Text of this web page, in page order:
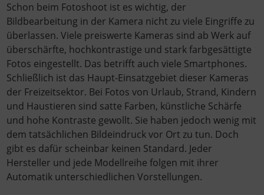
Schon beim Fotoshoot ist es wichtig, der
Bildbearbeitung in der Kamera nicht zu viele Eingriffe zu
überlassen. Viele preiswerte Kameras sind ab Werk auf
überschärfte, hochkontrastige und stark farbgesättigte
Fotos eingestellt. Das betrifft auch viele Smartphones.
Schließlich ist das Haupt-Einsatzgebiet dieser Kameras
der Freizeitsektor. Bei Fotos von Urlaub, Strand, Kindern
und Haustieren sind satte Farben, künstliche Schärfe
und hohe Kontraste gewollt. Sie haben jedoch wenig mit
dem tatsächlichen Bildeindruck vor Ort zu tun. Doch
gibt es dafür scheinbar keinen Standard. Jeder
Hersteller und jede Modellreihe folgen mit ihrer
Automatik unterschiedlichen Vorstellungen.